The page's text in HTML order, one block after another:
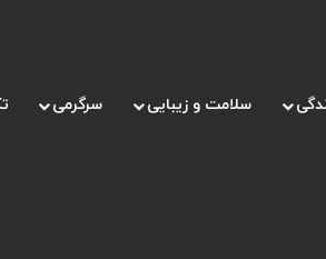
سلامت و زیبایی سرگرمی